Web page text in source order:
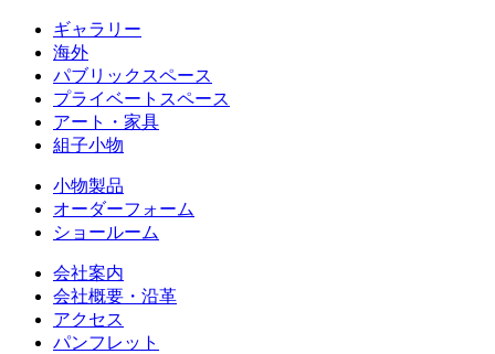
ギャラリー
海外
パブリックスペース
プライベートスペース
アート・家具
組子小物
小物製品
オーダーフォーム
ショールーム
会社案内
会社概要・沿革
アクセス
パンフレット